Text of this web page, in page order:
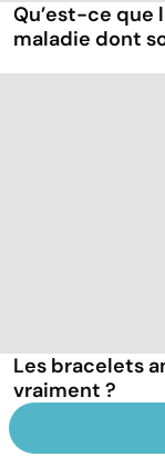
Qu’est-ce que
maladie dont
Les bracelets
vraiment ?